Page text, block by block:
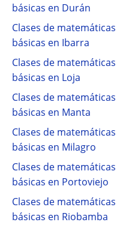
básicas en Durán
Clases de matemáticas
básicas en Ibarra
Clases de matemáticas
básicas en Loja
Clases de matemáticas
básicas en Manta
Clases de matemáticas
básicas en Milagro
Clases de matemáticas
básicas en Portoviejo
Clases de matemáticas
básicas en Riobamba